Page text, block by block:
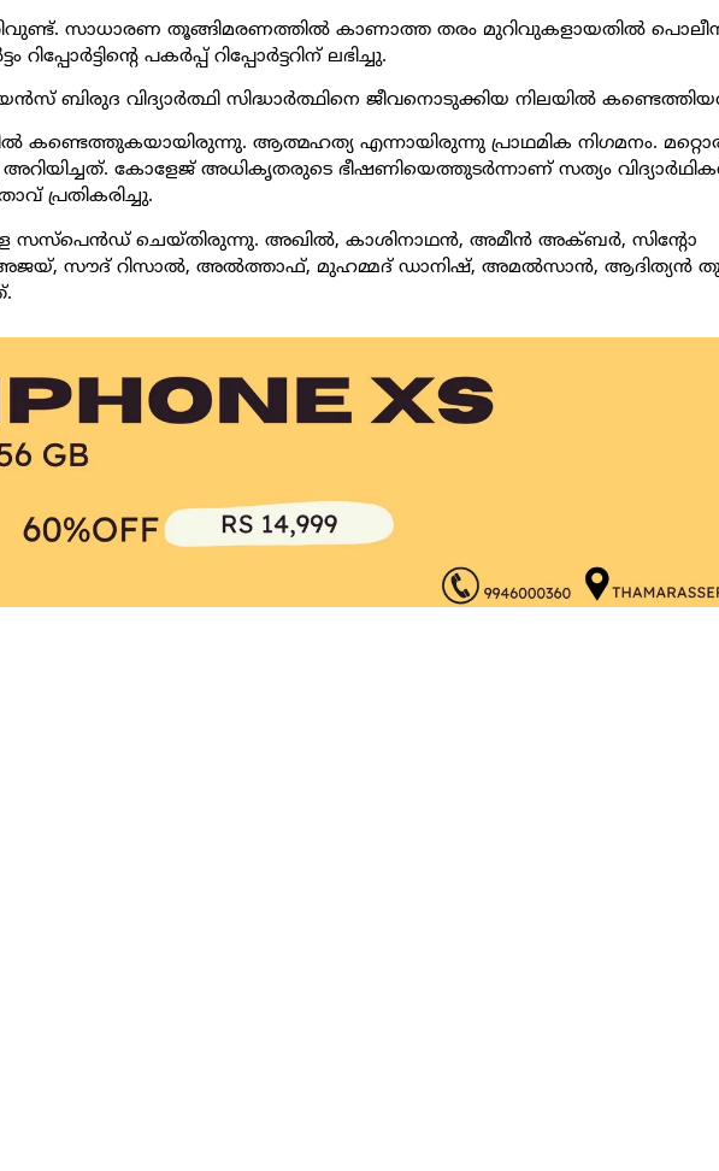
സാധാരണ തൂങ്ങിമരണത്തിൽ കാണാത്ത തരം മുറിവുകളായതിൽ
പകർപ്പ് റിപ്പോർട്ടറിന് ലഭിച്ചു.
ബിരുദ വിദ്യാർത്ഥി സിദ്ധാർത്ഥിനെ ജീവനൊടുക്കിയ നിലയിൽ
കണ്ടെത്തുകയായിരുന്നു. ആത്മഹത്യ എന്നായിരുന്നു പ്രാഥമിക നിഗമനം.
കോളേജ് അധികൃതരുടെ ഭീഷണിയെത്തുടർന്നാണ് സത്യം
പ്രതികരിച്ചു.
സസ്പെൻഡ് ചെയ്തിരുന്നു. അഖിൽ, കാശിനാഥൻ, അമീൻ അക്ബർ, സിന്റോ
റിസാൽ, അൽത്താഫ്, മുഹമ്മദ് ഡാനിഷ്, അമൽസാൻ, ആദിത്യൻ